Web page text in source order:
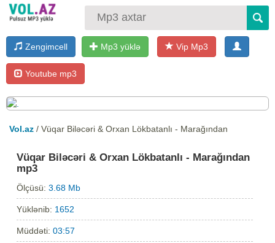
Zengimcell Mp3 yüklə Vip Mp3
Youtube mp3
Vol.az / Vüqar Biləcəri & Orxan Lökbatanlı - Marağından
Vüqar Biləcəri & Orxan Lökbatanlı - Marağından
mp3
Ölçüsü:3.68 Mb
Yüklənib: 1652
Müddəti:03:57